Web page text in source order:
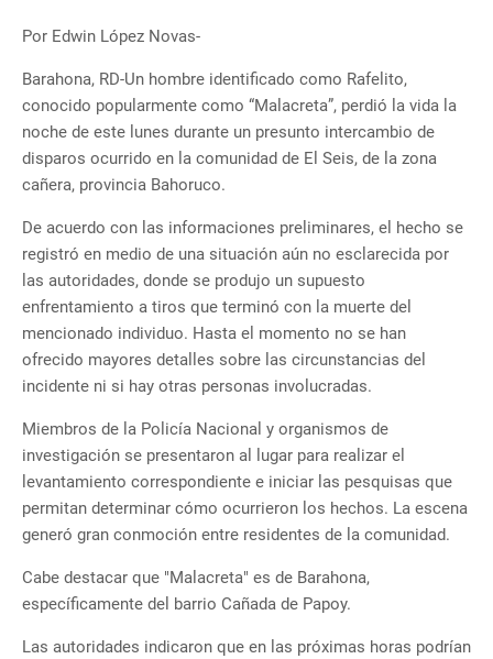
Por Edwin López Novas-
Barahona, RD-Un hombre identificado como Rafelito,
conocido popularmente como “Malacreta”, perdió la vida la
noche de este lunes durante un presunto intercambio de
disparos ocurrido en la comunidad de El Seis, de la zona
cañera, provincia Bahoruco.
De acuerdo con las informaciones preliminares, el hecho se
registró en medio de una situación aún no esclarecida por
las autoridades, donde se produjo un supuesto
enfrentamiento a tiros que terminó con la muerte del
mencionado individuo. Hasta el momento no se han
ofrecido mayores detalles sobre las circunstancias del
incidente ni si hay otras personas involucradas.
Miembros de la Policía Nacional y organismos de
investigación se presentaron al lugar para realizar el
levantamiento correspondiente e iniciar las pesquisas que
permitan determinar cómo ocurrieron los hechos. La escena
generó gran conmoción entre residentes de la comunidad.
Cabe destacar que "Malacreta" es de Barahona,
específicamente del barrio Cañada de Papoy.
Las autoridades indicaron que en las próximas horas podrían